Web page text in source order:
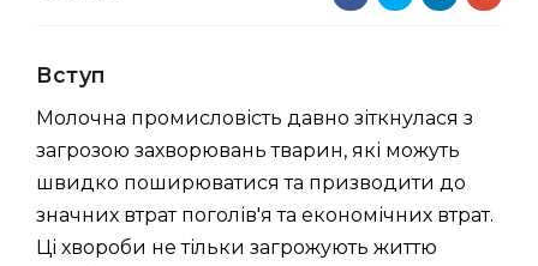
Вступ
Молочна промисловість давно зіткнулася з
загрозою захворювань тварин, які можуть
швидко поширюватися та призводити до
значних втрат поголів'я та економічних втрат.
Ці хвороби не тільки загрожують життю